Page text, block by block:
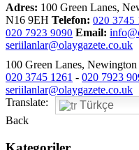
Adres: 100 Green Lanes,
N16 9EH Telefon: 020 3745
020 7923 9090 Email:
seriilanlar@olaygazete.co.uk
100 Green Lanes,
020 3745 1261 - 020 7923
seriilanlar@olaygazete.co.uk
Translate:
Türkçe
Back